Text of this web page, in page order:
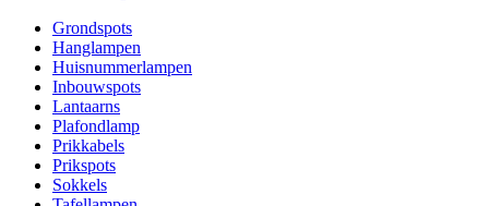
Grondspots
Hanglampen
Huisnummerlampen
Inbouwspots
Lantaarns
Plafondlamp
Prikkabels
Prikspots
Sokkels